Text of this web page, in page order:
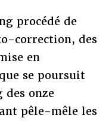
procédé de
correction, des
en
se poursuit
onze
pêle-mêle les